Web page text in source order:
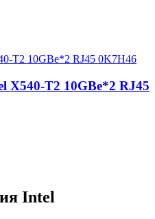
X540-T2 10GBe*2 RJ45
Intel